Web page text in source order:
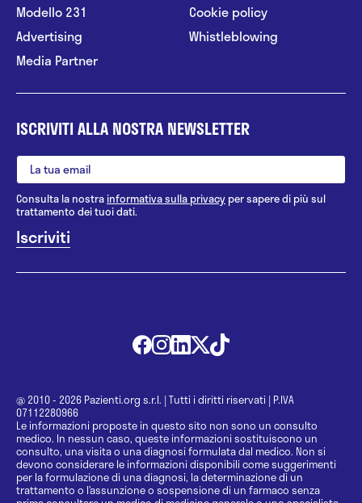
Modello 231
Advertising
Media Partner
Cookie policy
Whistleblowing
ISCRIVITI ALLA NOSTRA NEWSLETTER
Consulta la nostrainformativa sulla privacy per sapere di più sul
trattamento dei tuoi dati.
@ 2010 - 2026 Pazienti.org s.r.l. | Tutti i diritti riservati | P.IVA
07112280966
Le informazioni proposte in questo sito non sono un consulto
medico. In nessun caso, queste informazioni sostituiscono un
consulto, una visita o una diagnosi formulata dal medico. Non si
devono considerare le informazioni disponibili come suggerimenti
per la formulazione di una diagnosi, la determinazione di un
trattamento o l’assunzione o sospensione di un farmaco senza